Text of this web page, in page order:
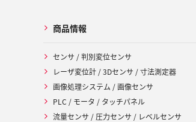
商品情報
センサ / 判別変位センサ
レーザ変位計 / 3Dセンサ / 寸法測定器
画像処理システム / 画像センサ
PLC / モータ / タッチパネル
流量センサ / 圧力センサ / レベルセンサ